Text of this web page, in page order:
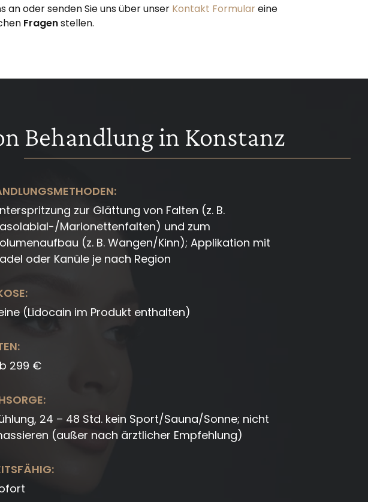
an oder senden Sie uns über unser Kontakt Formulareine
Fragenstellen.
Behandlung in Konstanz
zur Glättung von Falten (z. B.
Marionettenfalten) und zum
(z. B. Wangen/Kinn); Applikation mit
oder Kanüle je nach Region
(Lidocain im Produkt enthalten)
299 €
24 – 48 Std. kein Sport/Sauna/Sonne; nicht
(außer nach ärztlicher Empfehlung)